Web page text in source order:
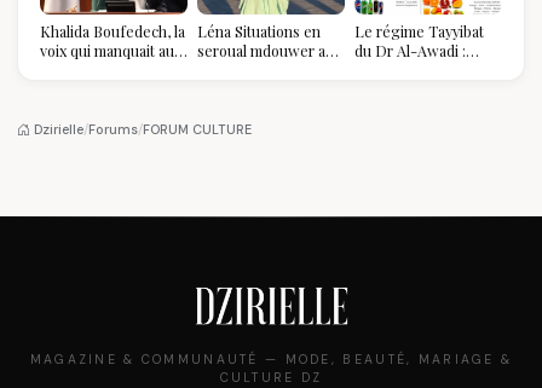
Khalida Boufedech, la
voix qui manquait au
Léna Situations en
seroual mdouwer au
pièce mode de l'été
Le régime Tayyibat
du Dr Al-Awadi :
Dzirielle/Forums/FORUM CULTURE
MAGAZINE & COMMUNAUTÉ — MODE, BEAUTÉ, MARIAGE &
CULTURE DZ